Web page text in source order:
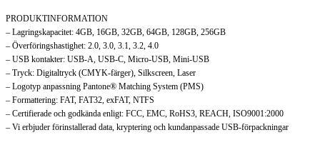
PRODUKTINFORMATION
– Lagringskapacitet: 4GB, 16GB, 32GB, 64GB, 128GB, 256GB
– Överföringshastighet: 2.0, 3.0, 3.1, 3.2, 4.0
– USB kontakter: USB-A, USB-C, Micro-USB, Mini-USB
– Tryck: Digitaltryck (CMYK-färger), Silkscreen, Laser
– Logotyp anpassning Pantone® Matching System (PMS)
– Formattering: FAT, FAT32, exFAT, NTFS
– Certifierade och godkända enligt: FCC, EMC, RoHS3, REACH, ISO9001:2000
– Vi erbjuder förinstallerad data, kryptering och kundanpassade USB-förpackningar